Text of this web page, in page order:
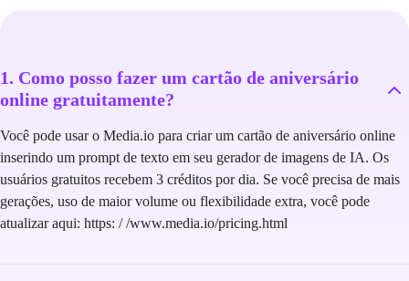
1. Como posso fazer um cartão de aniversário
online gratuitamente?
Você pode usar o Media.io para criar um cartão de aniversário online
inserindo um prompt de texto em seu gerador de imagens de IA. Os
usuários gratuitos recebem 3 créditos por dia. Se você precisa de mais
gerações, uso de maior volume ou flexibilidade extra, você pode
atualizar aqui: https: / /www.media.io/pricing.html